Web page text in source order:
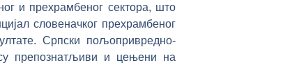
и прехрамбеног сектора, што
словеначког прехрамбеног
Српски пољопривредно-
препознатљиви и цењени на